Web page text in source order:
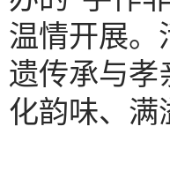
温情开展。
遗传承与孝
化韵味、满